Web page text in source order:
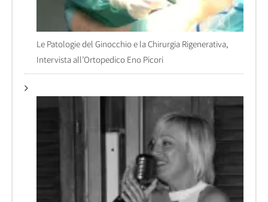
Le Patologie del Ginocchio e la Chirurgia Rigenerativa,
Intervista all’Ortopedico Eno Picori